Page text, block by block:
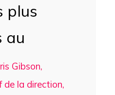
plus
au
Gibson,
de la direction,